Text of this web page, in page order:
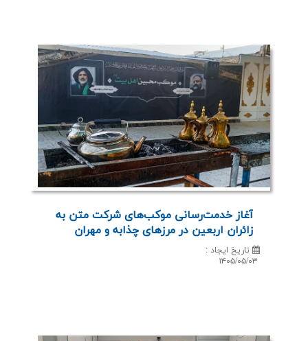
آغاز خدمت‌رسانی موكب‌های شركت متن به
زائران اربعین در مرزهای چذابه و مهران
تاریخ ایجاد :
۱۴۰۵/۰۵/۰۳